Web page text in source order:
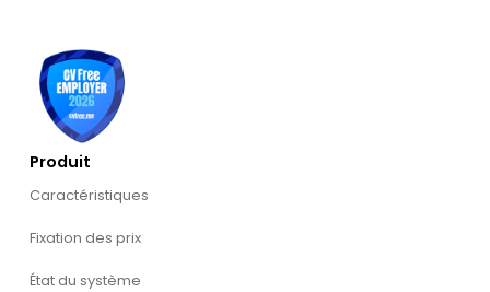
Produit
Caractéristiques
Fixation des prix
État du système